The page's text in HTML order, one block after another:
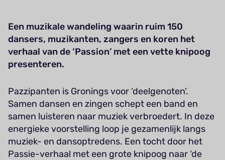
Een muzikale wandeling waarin ruim 150
dansers, muzikanten, zangers en koren het
verhaal van de ‘Passion’ met een vette knipoog
presenteren.
Pazzipanten is Gronings voor ‘deelgenoten’.
Samen dansen en zingen schept een band en
samen luisteren naar muziek verbroedert. In deze
energieke voorstelling loop je gezamenlijk langs
muziek- en dansoptredens. Een tocht door het
Passie-verhaal met een grote knipoog naar ‘de